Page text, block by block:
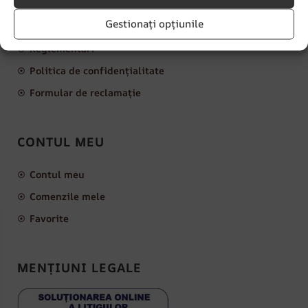
Gestionați opțiunile
LINKURI IMPORTANTE
Reglementări
Politica de confidențialitate
Formular de reclamație
CONTUL MEU
Contul meu
Comenzile mele
Favorite
MENȚIUNI LEGALE